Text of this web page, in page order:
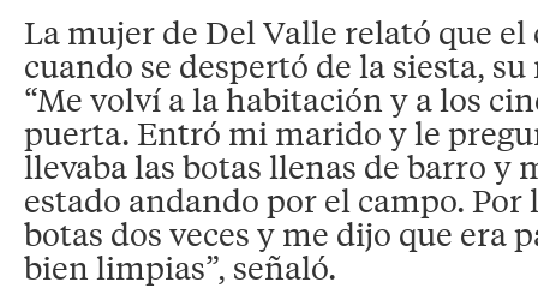
La mujer de Del Valle relató que el
cuando se despertó de la siesta,
“Me volví a la habitación y a los
puerta. Entró mi marido y le
llevaba las botas llenas de barro y
estado andando por el campo. Por
botas dos veces y me dijo que era
bien limpias”, señaló.